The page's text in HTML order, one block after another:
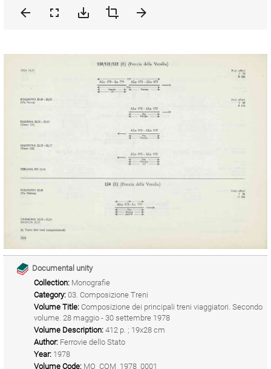
Documental unity
Collection: Monografie
Category: 03. Composizione Treni
Volume Title: Composizione dei principali treni viaggiatori. Secondo
volume. 28 maggio - 30 settembre 1978
Volume Description: 412 p. ; 19x28 cm
Author: Ferrovie dello Stato
Year: 1978
Volume Code: MO_COM_1978_0001